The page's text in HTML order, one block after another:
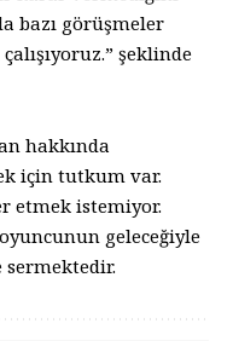
bazı görüşmeler
şeklinde
hakkında
için tutkum var.
etmek istemiyor.
geleceğiyle